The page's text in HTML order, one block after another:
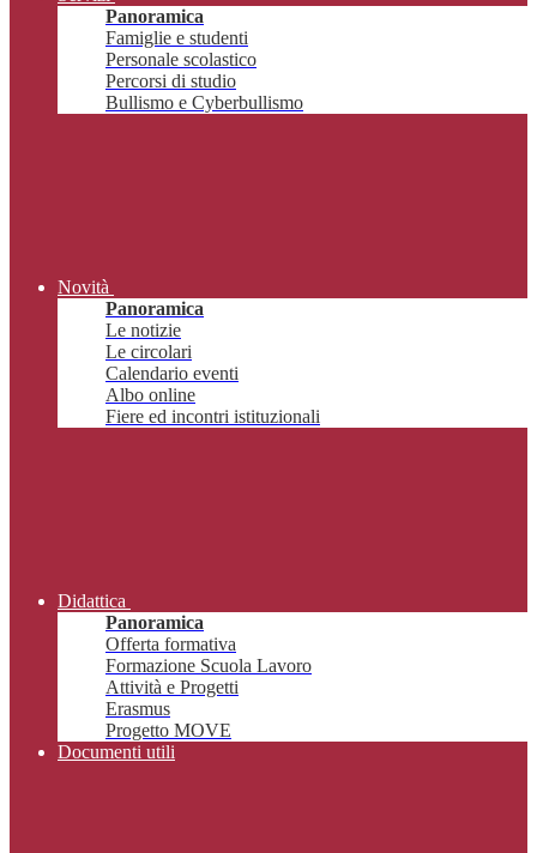
Panoramica
Famiglie e studenti
Personale scolastico
Percorsi di studio
Bullismo e Cyberbullismo
Novità
Panoramica
Le notizie
Le circolari
Calendario eventi
Albo online
Fiere ed incontri istituzionali
Didattica
Panoramica
Offerta formativa
Formazione Scuola Lavoro
Attività e Progetti
Erasmus
Progetto MOVE
Documenti utili